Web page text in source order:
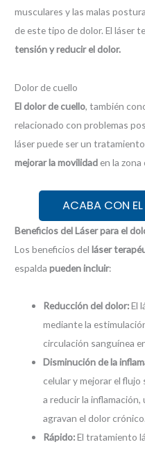
musculares y las malas
de este tipo de dolor. El láser
tensión y reducir el dolor.
Dolor de cuello
El dolor de cuello, también
relacionado con problemas
láser puede ser un
mejorar la movilidad en la zona
ACABA CON EL
Beneficios del Láser para el
Los beneficios del láser
espaldapueden incluir:
Reducción del dolor:El
mediante la
circulación sanguínea
Disminución de la
celular y mejorar el
a reducir la
agravan el dolor crónico.
Rápido:El tratamiento